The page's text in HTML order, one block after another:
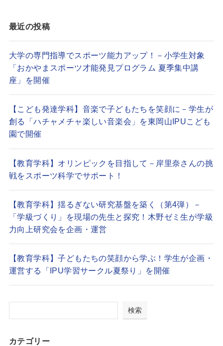
最近の投稿
大学の専門指導でスポーツ能力アップ！－小学生対象
「おかやまスポーツ才能発見プログラム 夏季集中講
座」を開催
【こども発達学科】音楽で子どもたちを笑顔に－学生が
創る「ハチャメチャ楽しい音楽会」を東岡山IPUこども
園で開催
【教育学科】オリンピックを目指して－岸里奈さんの挑
戦をスポーツ科学でサポート！
【教育学科】揺るぎない研究基盤を築く（第4弾）－
「学級づくり」を現場の先生と探究！木野ゼミ生が学級
力向上研究会を企画・運営
【教育学科】子どもたちの笑顔から学ぶ！学生が企画・
運営する「IPU学習サークル夏祭り」を開催
検索
カテゴリー